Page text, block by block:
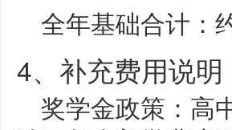
全年基础合计：
4、补充费用说明
奖学金政策：高